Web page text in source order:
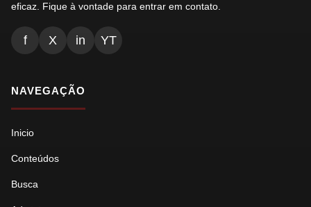
eficaz. Fique à vontade para entrar em contato.
f X in YT
NAVEGAÇÃO
Inicio
Conteúdos
Busca